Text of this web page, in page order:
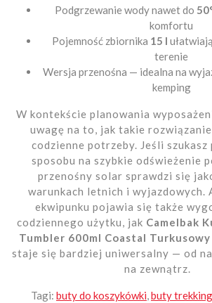
Podgrzewanie wody nawet do
komfortu
Pojemność zbiornika 15 l
terenie
Wersja przenośna — idealna na
kemping
W kontekście planowania
uwagę na to, jak takie
codzienne potrzeby. Jeśli
sposobu na szybkie odświeżenie
przenośny solar sprawdzi się
warunkach letnich i wyjazdowych.
ekwipunku pojawia się także
codziennego użytku, jak Camelbak
Tumbler 600ml Coastal
staje się bardziej uniwersalny — od
na zewnątrz.
Tagi: buty do koszykówki buty